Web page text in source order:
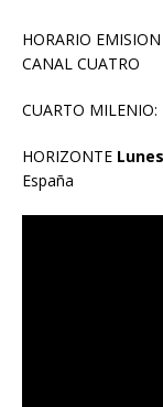
HORARIO
CANAL CUATRO
CUARTO MILENIO:
HORIZONTE
España